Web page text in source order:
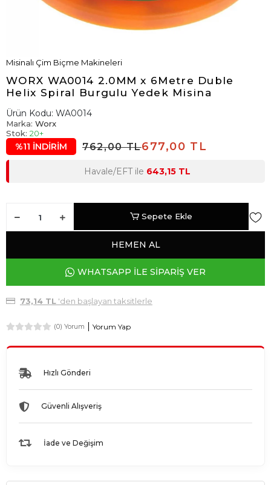
Misinalı Çim Biçme Makineleri
WORX WA0014 2.0MM x 6Metre Duble
Helix Spiral Burgulu Yedek Misina
Ürün Kodu: WA0014
Marka: Worx
Stok: 20+
%11 İNDİRİM 762,00 TL677,00 TL
Havale/EFT ile 643,15 TL
Sepete Ekle
HEMEN AL
WHATSAPP İLE SİPARİŞ VER
73,14 TL'den başlayan taksitlerle
(0) Yorum Yorum Yap
Hızlı Gönderi
Güvenli Alışveriş
İade ve Değişim